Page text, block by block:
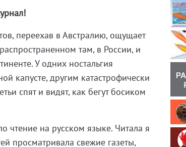
переехав в Австралию, ощущает
там, в России, и
У одних ностальгия
капусте, другим катастрофически
спят и видят, как бегут босиком
на русском языке. Читала я
просматривала свежие газеты,